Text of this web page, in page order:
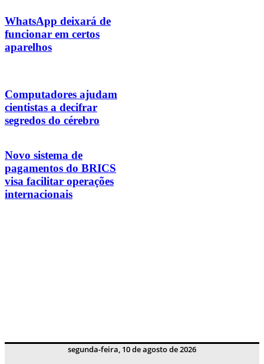
WhatsApp deixará de
funcionar em certos
aparelhos
Computadores ajudam
cientistas a decifrar
segredos do cérebro
Novo sistema de
pagamentos do BRICS
visa facilitar operações
internacionais
segunda-feira, 10 de agosto de 2026